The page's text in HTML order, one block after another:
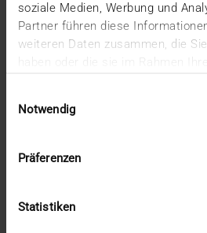
soziale Medien, Werbung und
Partner führen diese
weiteren Daten zusammen, die
Notwendig
Präferenzen
Statistiken
INTERNE
La certification ISO, un